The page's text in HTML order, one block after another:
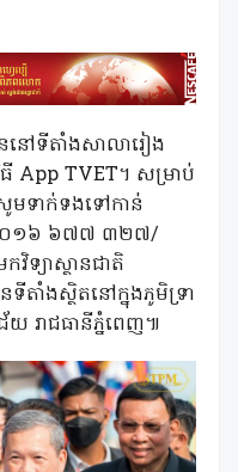
នៅទីតាំងសាលារៀង
ធី App TVET។ សម្រាប់
មទាក់ទងទៅកាន់
០១៦ ៦៧៧ ៣២៧/
យាស្ថានជាតិ
តាំងស្ថិតនៅក្នុងភូមិទ្រា
រាជធានីភ្នំពេញ៕